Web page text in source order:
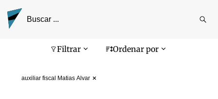
Filtrar Ordenar por
auxiliar fiscal Matias Alvar
Pantalla de búsqueda